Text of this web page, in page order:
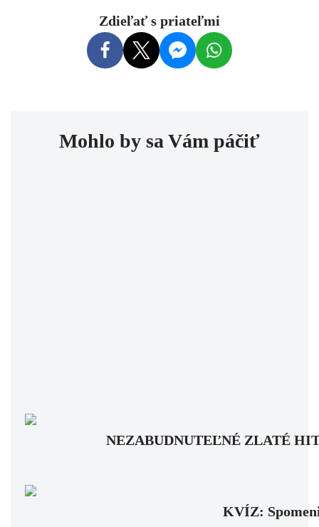
Zdieľať s priateľmi
Mohlo by sa Vám páčiť
NEZABUDNUTEĽNÉ ZLATÉ
KVÍZ: